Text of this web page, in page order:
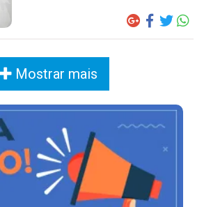
Mostrar mais